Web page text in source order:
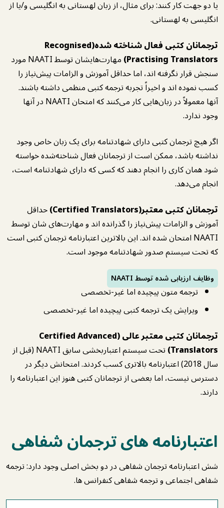
یا دو جهت کار کنند: برای مثال، از زبان لهستانی به انگلیسی و/یا از
انگلیسی به لهستانی.
ترجمانان کتبی فعال شناخته شده(Recognised
Practising Translators)
مهارت‌هایشان توسط NAATI مورد
سنجش قرار نگرفته اند، اما حداقل آموزش و الزامات پیش‌نیاز را
کسب نموده اند و اخیراً تجربه ترجمه کتبی منظمی داشته باشند.
آنها معمولاً در زبان‌هایی کار می‌کنند که امتحان NAATI در آنها
وجود ندارد.
اگر هیچ ترجمان کتبی دارای شهادتنامه برای یک زبان خاص وجود
نداشته باشد، ممکن است از ترجمانان فعال شناخته‌شده خواسته
شود همان کاری را انجام دهند که کسی که دارای شهادتنامه است،
انجام می‌دهد.
ترجمانان کتبی معتبر(Certified Translators)
حداقل
آموزش و الزامات پیش‌نیاز را گذرانده اند و مهارت‌های شان توسط
NAATI امتحان شده اند. این بالاترین اعتبارنامه ترجمان کتبی است
که تحت سیستم صدور شهادتنامه موجود است.
وظایف ارزیابی شده توسط NAATI
ترجمه متون پیچیده اما غیر-تخصصی
ویرایش یک ترجمه کتبی پیچیده اما غیر-تخصصی
ترجمانان کتبی معتبر عالی (Certified Advanced
Translators)
تحت سیستم اعتباربخشی سابق NAATI (قبل از
سال 2018) اعتبارنامه بالاتری کسب کردند. امتحانش دیگر در
دسترس نیست، اما بعضی از ترجمانان کتبی هنوز این اعتبارنامه را
دارند.
اعتبارنامه های ترجمان شفاهی
شش اعتبارنامه ترجمان شفاهی در دو بخش اصلی وجود دارد: ترجمه
شفاهی اجتماعی و ترجمه شفاهی کنفرانس ها.